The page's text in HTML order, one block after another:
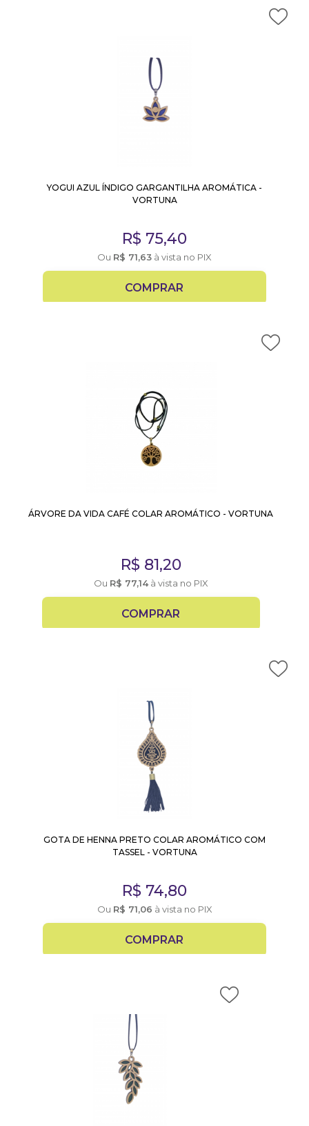
YOGUI AZUL ÍNDIGO GARGANTILHA AROMÁTICA -
VORTUNA
R$ 75,40
Ou R$ 71,63 à vista no PIX
COMPRAR
ÁRVORE DA VIDA CAFÉ COLAR AROMÁTICO - VORTUNA
R$ 81,20
Ou R$ 77,14à vista no PIX
COMPRAR
GOTA DE HENNA PRETO COLAR AROMÁTICO COM
TASSEL - VORTUNA
R$ 74,80
Ou R$ 71,06 à vista no PIX
COMPRAR